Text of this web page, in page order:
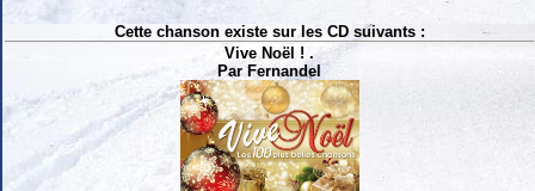
Cette chanson existe sur les CD suivants :
Vive Noël ! .
Par Fernandel